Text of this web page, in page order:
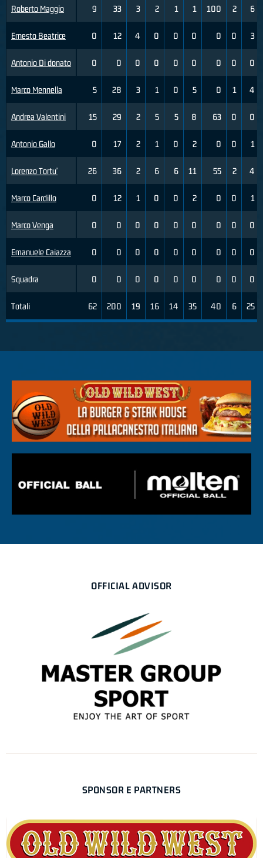
Roberto Maggio
Ernesto Beatrice
Antonio Di donato
Marco Mennella
Andrea Valentini
Antonio Gallo
Lorenzo Tortu'
Marco Cardillo
Marco Venga
Emanuele Caiazza
Squadra
Totali
9 33 3 2 1 1 100 2 6
0 12 4 0 0 0 0 0 3
0 0 0 0 0 0 0 0 0
5 28 3 1 0 5 0 1 4
15 29 2 5 5 8 63 0 0
0 17 2 1 0 2 0 0 1
26 36 2 6 6 11 55 2 4
0 12 1 0 0 2 0 0 1
0 0 0 0 0 0 0 0 0
0 0 0 0 0 0 0 0 0
0 0 0 0 0 0 0 0 0
62 200 19 16 14 35 40 6 25
OFFICIAL ADVISOR
SPONSOR E PARTNERS